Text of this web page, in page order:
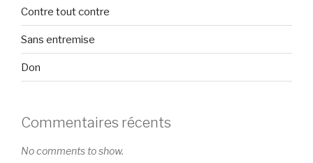
Contre tout contre
Sans entremise
Don
Commentaires récents
No comments to show.